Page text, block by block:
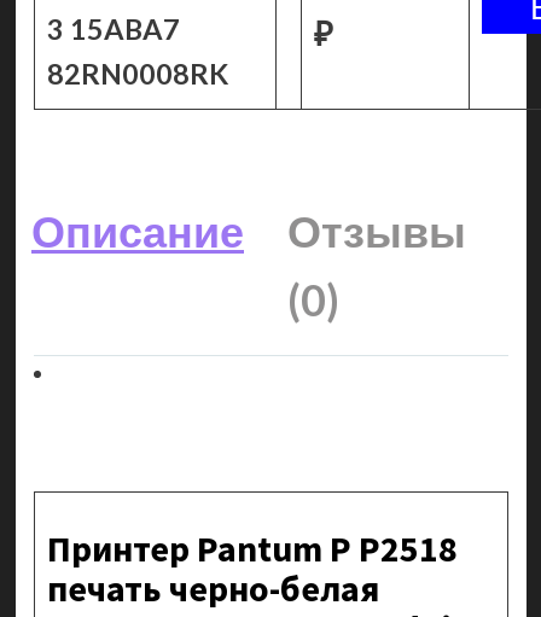
3 15ABA7
82RN0008RK
₽
Описание
Отзывы
(0)
Принтер Pantum P P2518
печать черно-белая